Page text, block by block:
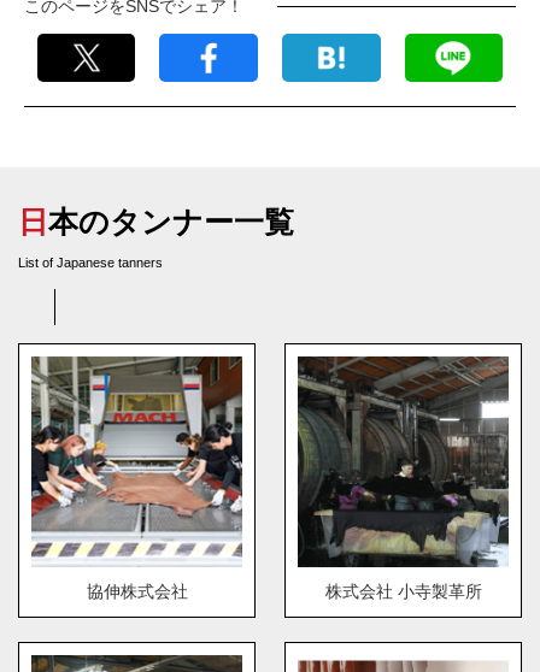
このページをSNSでシェア！
日本のタンナー一覧
List of Japanese tanners
協伸株式会社 株式会社 小寺製革所